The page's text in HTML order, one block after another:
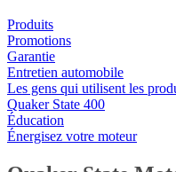
Produits
Promotions
Garantie
Entretien automobile
Les gens qui utilisent les
Quaker State 400
Éducation
Énergisez votre moteur